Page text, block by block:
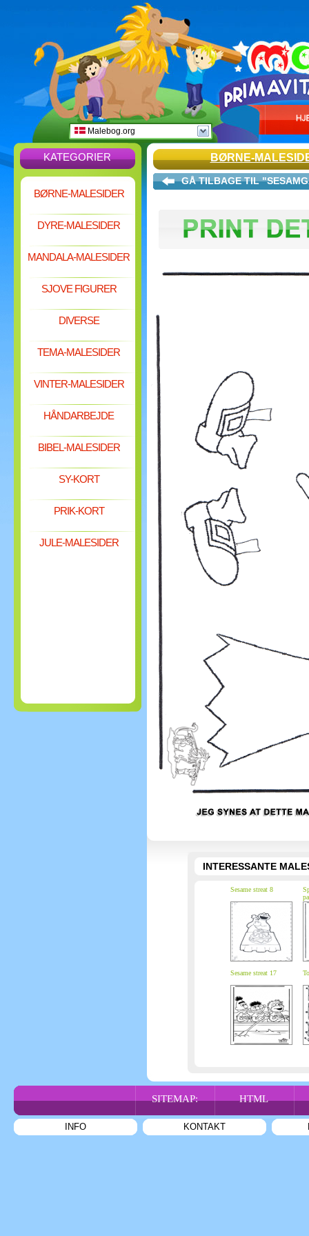
Malebog.org
KATEGORIER
BØRNE-MALESIDER
DYRE-MALESIDER
MANDALA-MALESIDER
SJOVE FIGURER
DIVERSE
TEMA-MALESIDER
VINTER-MALESIDER
HÅNDARBEJDE
BIBEL-MALESIDER
SY-KORT
PRIK-KORT
JULE-MALESIDER
BØRNE-
GÅ TILBAGE TIL
INTERESSANTE
Sesame streat 8
Sesame streat 17
SITEMAP: HTML
INFO KONTAKT